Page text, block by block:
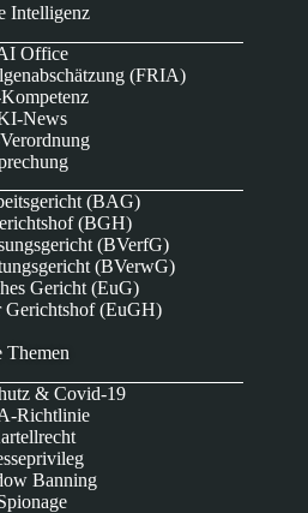
Intelligenz
Office
(FRIA)
News
(BAG)
(BGH)
(BVerfG)
(BVerwG)
Gericht (EuG)
Gerichtshof (EuGH)
Themen
& Covid-19
Richtlinie
Banning